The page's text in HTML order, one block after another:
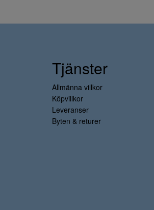
Tjänster
Allmänna villkor
Köpvillkor
Leveranser
Byten & returer